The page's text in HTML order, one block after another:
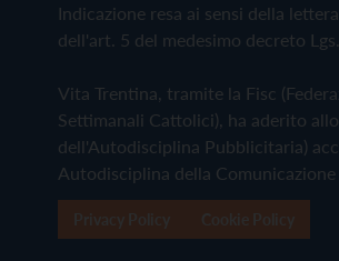
Indicazione resa ai sensi della
dell'art. 5 del medesimo decreto Lgs.
Vita Trentina, tramite la Fisc
Settimanali Cattolici), ha aderito
dell'Autodisciplina Pubblicitaria)
Autodisciplina della